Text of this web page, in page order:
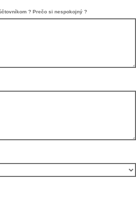
? Prečo si nespokojný ?